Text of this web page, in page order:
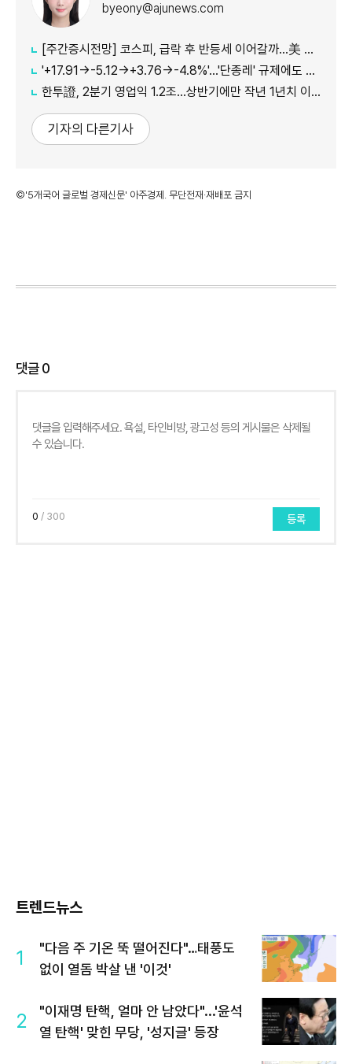
byeony@ajunews.com
[주간증시전망] 코스피, 급락 후 반등세 이어갈까…美 CPI·외국인 수급 '촉각'
'+17.91→-5.12→+3.76→-4.8%'…'단종레' 규제에도 여전히 롤러코스터 타는 코스피
한투證, 2분기 영업익 1.2조…상반기에만 작년 1년치 이익만큼 벌었다
기자의 다른기사
©'5개국어 글로벌 경제신문' 아주경제. 무단전재·재배포 금지
댓글0
0 / 300 등록
트렌드뉴스
1
"다음 주 기온 뚝 떨어진다"…태풍도
없이 열돔 박살 낸 '이것'
2
"이재명 탄핵, 얼마 안 남았다"...'윤석
열 탄핵' 맞힌 무당, '성지글' 등장